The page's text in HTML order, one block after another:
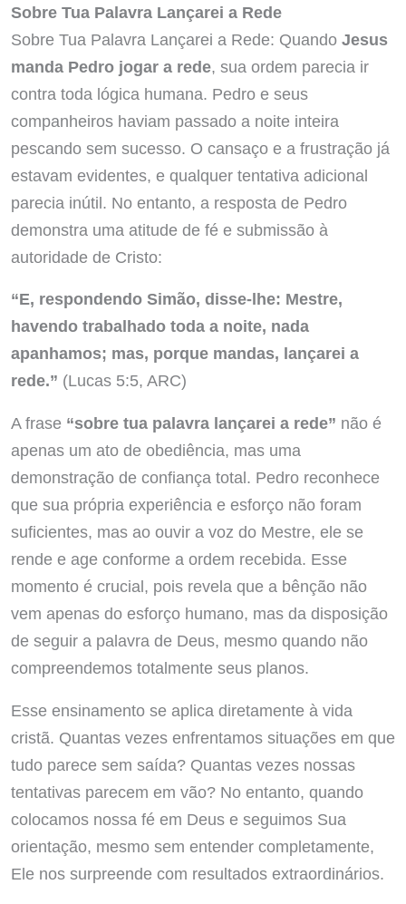
Sobre Tua Palavra Lançarei a Rede
Sobre Tua Palavra Lançarei a Rede: Quando Jesus
manda Pedro jogar a rede, sua ordem parecia ir
contra toda lógica humana. Pedro e seus
companheiros haviam passado a noite inteira
pescando sem sucesso. O cansaço e a frustração já
estavam evidentes, e qualquer tentativa adicional
parecia inútil. No entanto, a resposta de Pedro
demonstra uma atitude de fé e submissão à
autoridade de Cristo:
“E, respondendo Simão, disse-lhe: Mestre,
havendo trabalhado toda a noite, nada
apanhamos; mas, porque mandas, lançarei a
rede.” (Lucas 5:5, ARC)
A frase “sobre tua palavra lançarei a rede” não é
apenas um ato de obediência, mas uma
demonstração de confiança total. Pedro reconhece
que sua própria experiência e esforço não foram
suficientes, mas ao ouvir a voz do Mestre, ele se
rende e age conforme a ordem recebida. Esse
momento é crucial, pois revela que a bênção não
vem apenas do esforço humano, mas da disposição
de seguir a palavra de Deus, mesmo quando não
compreendemos totalmente seus planos.
Esse ensinamento se aplica diretamente à vida
cristã. Quantas vezes enfrentamos situações em que
tudo parece sem saída? Quantas vezes nossas
tentativas parecem em vão? No entanto, quando
colocamos nossa fé em Deus e seguimos Sua
orientação, mesmo sem entender completamente,
Ele nos surpreende com resultados extraordinários.